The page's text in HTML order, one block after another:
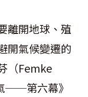
離開地球、殖
開氣候變遷的
（Femke
──第六幕》